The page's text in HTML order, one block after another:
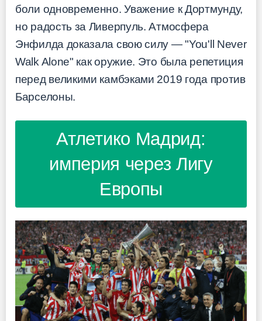
боли одновременно. Уважение к Дортмунду,
но радость за Ливерпуль. Атмосфера
Энфилда доказала свою силу — "You'll Never
Walk Alone" как оружие. Это была репетиция
перед великими камбэками 2019 года против
Барселоны.
Атлетико Мадрид:
империя через Лигу
Европы